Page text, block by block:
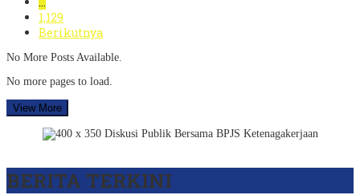
1,129
Berikutnya
No More Posts Available.
No more pages to load.
View More
BERITA TERKINI